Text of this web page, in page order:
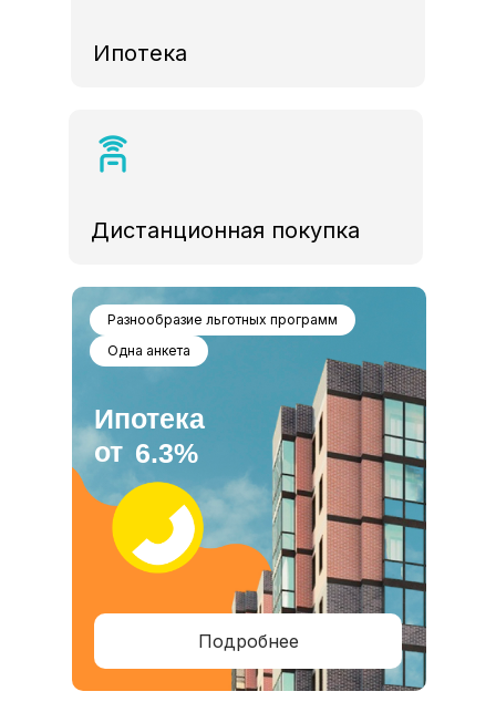
Дистанционная покупка
Ипотека
Подробнее
Ипотека
от 6.3%
Разнообразие льготных программ
Одна анкета